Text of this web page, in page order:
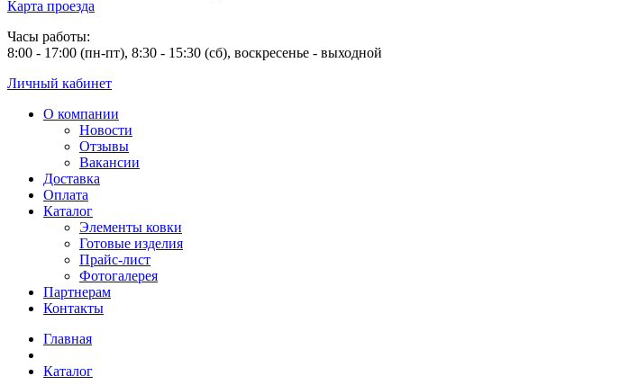
Карта проезда
Часы работы:
8:00 - 17:00 (пн-пт), 8:30 - 15:30 (сб), воскресенье - выходной
Личный кабинет
О компании
Новости
Отзывы
Вакансии
Доставка
Оплата
Каталог
Элементы ковки
Готовые изделия
Прайс-лист
Фотогалерея
Партнерам
Контакты
Главная
Каталог